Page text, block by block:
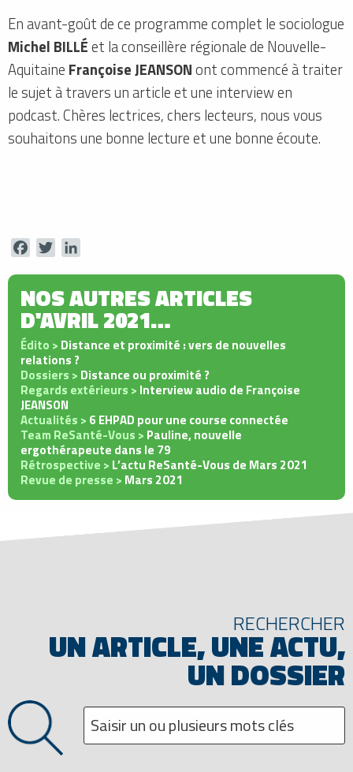
En avant-goût de ce programme complet le sociologue
Michel BILLÉet la conseillère régionale de Nouvelle-
Aquitaine Françoise JEANSONont commencé à traiter
le sujet à travers un article et une interview en
podcast. Chères lectrices, chers lecteurs, nous vous
souhaitons une bonne lecture et une bonne écoute.
FacebookTwitter
NOS AUTRES ARTICLES
D'AVRIL 2021…
Édito > Distance et proximité : vers de nouvelles
relations ?
Dossiers > Distance ou proximité ?
Regards extérieurs > Interview audio de Françoise
JEANSON
Actualités > 6 EHPAD pour une course connectée
Team ReSanté-Vous > Pauline, nouvelle
ergothérapeute dans le 79
Rétrospective > L’actu ReSanté-Vous de Mars 2021
Revue de presse > Mars 2021
RECHERCHER
UN ARTICLE, UNE ACTU,
UN DOSSIER